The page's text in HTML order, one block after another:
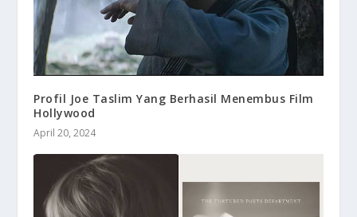
Profil Joe Taslim Yang Berhasil Menembus Film
Hollywood
April 20, 2024